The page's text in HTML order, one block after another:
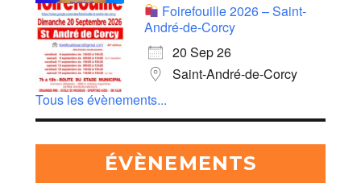
Foirefouille 2026 – Saint-
André-de-Corcy
20 Sep 26
Saint-André-de-Corcy
Tous les évènements...
ÉVÈNEMENTS